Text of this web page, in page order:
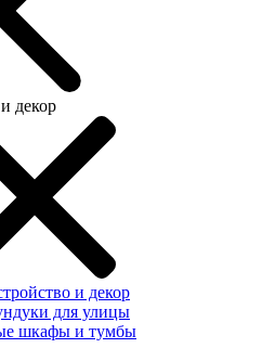
декор
и декор
для улицы
шкафы и тумбы